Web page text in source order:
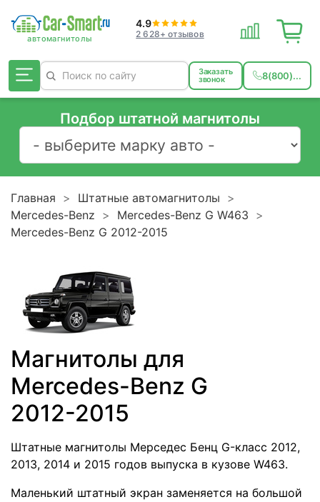
4.9
2 628+ отзывов
Заказать
звонок 8(800)...
Подбор штатной магнитолы
Главная
Штатные автомагнитолы
Mercedes-Benz
Mercedes-Benz G W463
Mercedes-Benz G 2012-2015
Магнитолы для
Mercedes-Benz G
2012-2015
Штатные магнитолы Мерседес Бенц G-класс 2012,
2013, 2014 и 2015 годов выпуска в кузове W463.
Маленький штатный экран заменяется на большой